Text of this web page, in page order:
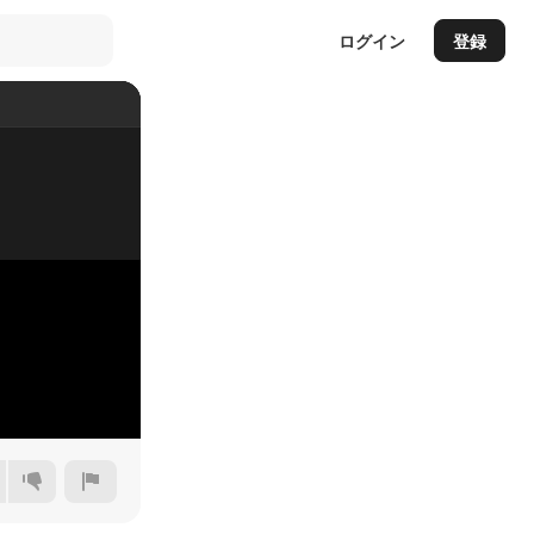
ログイン 登録